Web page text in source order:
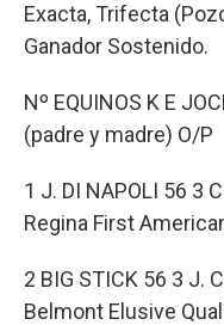
Exacta, Trifecta
Ganador Sostenido.
Nº EQUINOS K E
(padre y madre) O/P
1 J. DI NAPOLI 56 3
Regina First
2 BIG STICK 56 3 J.
Belmont Elusive